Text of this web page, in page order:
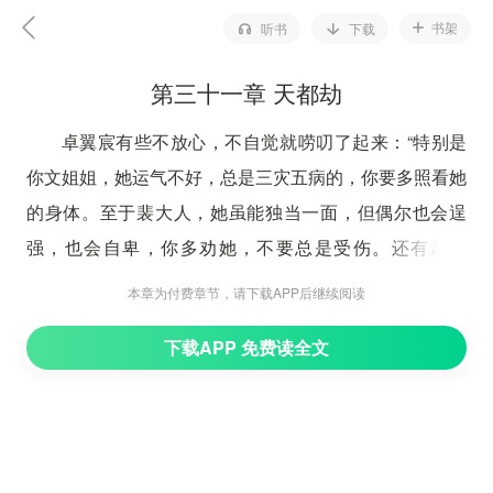
听书 下载 书架
第三十一章 天都劫
卓翼宸有些不放心，不自觉就唠叨了起来：“特别是
你文姐姐，她运气不好，总是三灾五病的，你要多照看她
的身体。至于裴大人，她虽能独当一面，但偶尔也会逞
强，也会自卑，你多劝她，不要总是受伤。还有赵远
“等等等等！卓大人，我只是一个大夫，你别给我这
本章为付费章节，请下载APP后继续阅读
下载APP 免费读全文